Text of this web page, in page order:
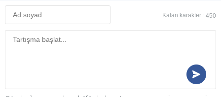
Kalan karakter : 450